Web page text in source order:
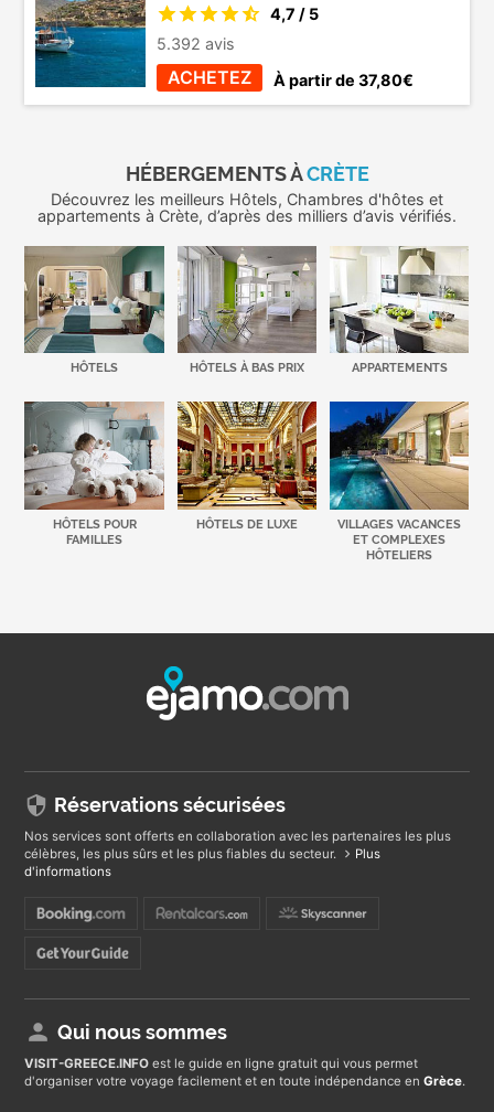
4,7 / 5
5.392 avis
ACHETEZ À partir de 37,80€
HÉBERGEMENTS ÀCRÈTE
Découvrez les meilleurs Hôtels, Chambres d'hôtes et
appartements à Crète, d’après des milliers d’avis vérifiés.
HÔTELS HÔTELS À BAS PRIX APPARTEMENTS
HÔTELS POUR
FAMILLES
HÔTELS DE LUXE
VILLAGES VACANCES
ET COMPLEXES
HÔTELIERS
Réservations sécurisées
Nos services sont offerts en collaboration avec les partenaires les plus
célèbres, les plus sûrs et les plus fiables du secteur.
Plus
d'informations
Qui nous sommes
VISIT-GREECE.INFO est le guide en ligne gratuit qui vous permet
d'organiser votre voyage facilement et en toute indépendance enGrèce.